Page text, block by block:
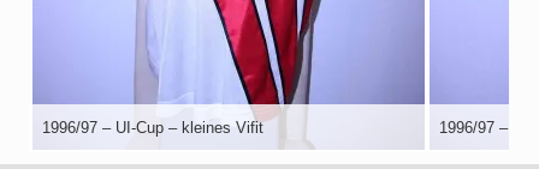
1996/97 – UI-Cup – kleines Vifit 1996/97 – UI-